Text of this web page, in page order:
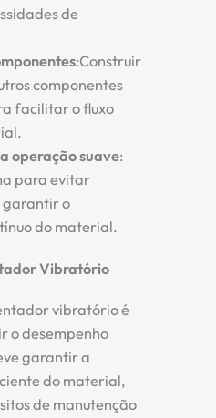
de
:Construir
componentes
facilitar o fluxo
operação suave:
para evitar
garantir o
do material.
Vibratório
vibratório é
o desempenho
garantir a
do material,
de manutenção